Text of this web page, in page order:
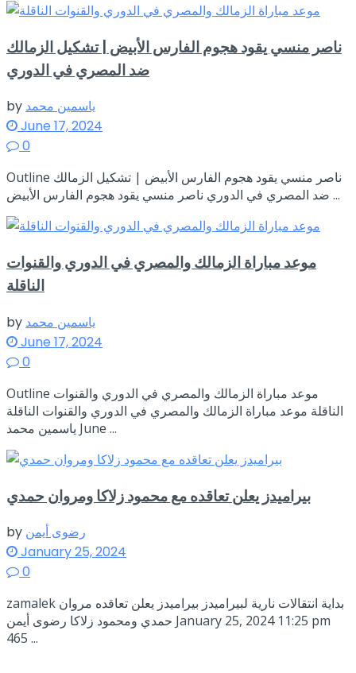
ناصر منسي يقود هجوم الفارس الأبيض | تشكيل الزمالك
ضد المصري في الدوري
by ياسمين محمد
June 17, 2024
0
Outline ناصر منسي يقود هجوم الفارس الأبيض | تشكيل الزمالك
ضد المصري في الدوري ناصر منسي يقود هجوم الفارس الأبيض ...
موعد مباراة الزمالك والمصري في الدوري والقنوات
الناقلة
by ياسمين محمد
June 17, 2024
0
Outline موعد مباراة الزمالك والمصري في الدوري والقنوات
الناقلة موعد مباراة الزمالك والمصري في الدوري والقنوات الناقلة
ياسمين محمد June ...
بيراميدز يعلن تعاقده مع محمود زلاكا ومروان حمدي
by رضوى أيمن
January 25, 2024
0
zamalek بداية انتقالات نارية لبيراميدز بيراميدز يعلن تعاقده مروان
حمدي ومحمود زلاكا رضوى أيمن January 25, 2024 11:25 pm
465 ...